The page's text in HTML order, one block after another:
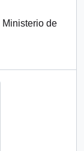
Ministerio de